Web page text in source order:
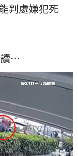
判處嫌犯死
讀…